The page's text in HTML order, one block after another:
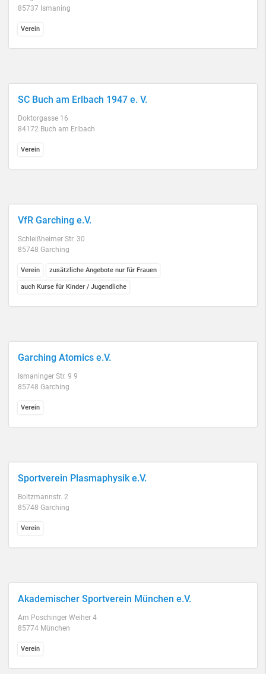
85737 Ismaning
Verein
SC Buch am Erlbach 1947 e. V.
Doktorgasse 16
84172 Buch am Erlbach
Verein
VfR Garching e.V.
Schleißheimer Str. 30
85748 Garching
Verein zusätzliche Angebote nur für Frauen
auch Kurse für Kinder / Jugendliche
Garching Atomics e.V.
Ismaninger Str. 9 9
85748 Garching
Verein
Sportverein Plasmaphysik e.V.
Boltzmannstr. 2
85748 Garching
Verein
Akademischer Sportverein München e.V.
Am Poschinger Weiher 4
85774 München
Verein